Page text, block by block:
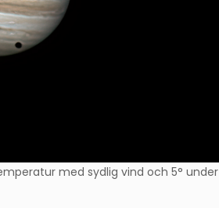
med sydlig vind och 5° under